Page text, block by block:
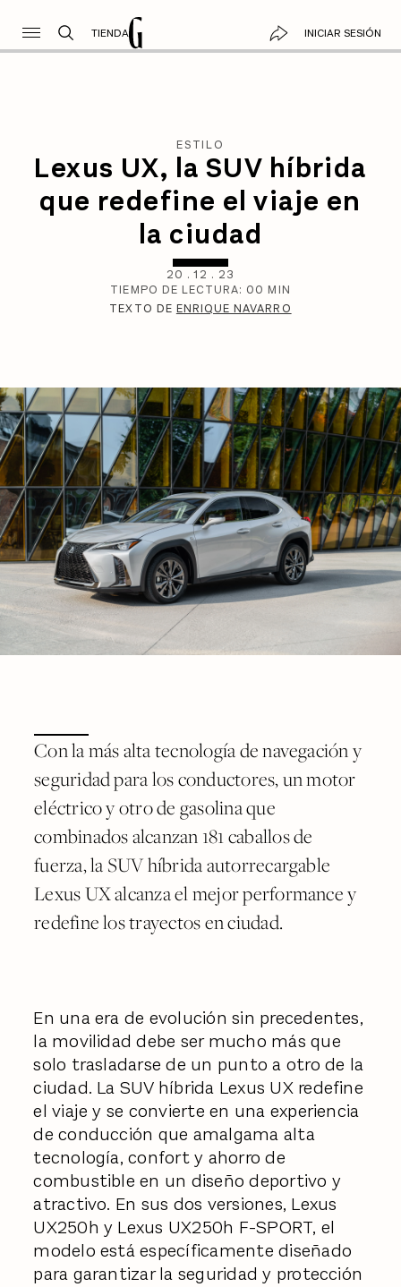
TIENDA INICIAR SESIÓN
ESTILO
Lexus UX, la SUV híbrida
que redefine el viaje en
la ciudad
20 . 12 . 23
TIEMPO DE LECTURA: 00 MIN
TEXTO DE ENRIQUE NAVARRO
Con la más alta tecnología de navegación y
seguridad para los conductores, un motor
eléctrico y otro de gasolina que
combinados alcanzan 181 caballos de
fuerza, la SUV híbrida autorrecargable
Lexus UX alcanza el mejor performance y
redefine los trayectos en ciudad.
En una era de evolución sin precedentes,
la movilidad debe ser mucho más que
solo trasladarse de un punto a otro de la
ciudad. La SUV híbrida Lexus UX redefine
el viaje y se convierte en una experiencia
de conducción que amalgama alta
tecnología, confort y ahorro de
combustible en un diseño deportivo y
atractivo. En sus dos versiones, Lexus
UX250h y Lexus UX250h F-SPORT, el
modelo está específicamente diseñado
para garantizar la seguridad y protección